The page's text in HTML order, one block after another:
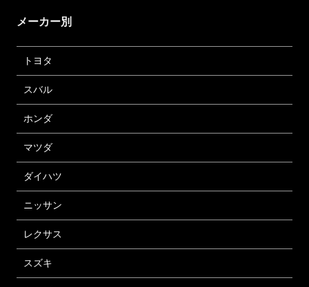
メーカー別
トヨタ
スバル
ホンダ
マツダ
ダイハツ
ニッサン
レクサス
スズキ